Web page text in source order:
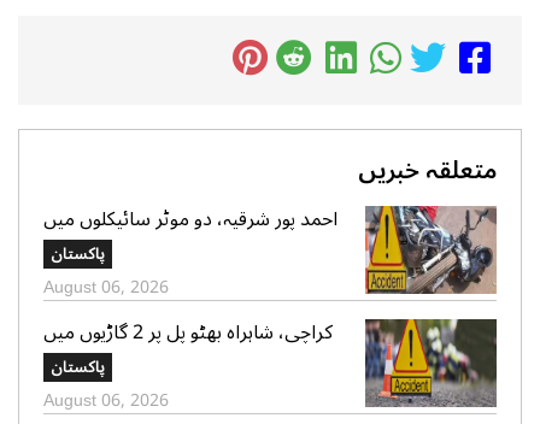
متعلقہ خبریں
احمد پور شرقیہ، دو موٹر سائیکلوں میں
پاکستان
August 06, 2026
کراچی، شاہراہ بھٹو پل پر 2 گاڑیوں میں
پاکستان
August 06, 2026